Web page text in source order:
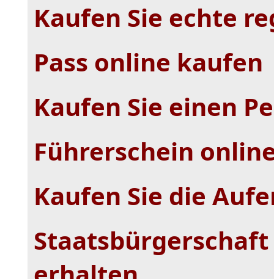
Kaufen Sie echte
Pass online kaufen
Kaufen Sie einen
Führerschein
Kaufen Sie die